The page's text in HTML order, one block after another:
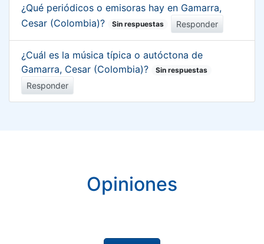
¿Qué periódicos o emisoras hay en Gamarra,
Cesar (Colombia)?
Sin respuestas Responder
¿Cuál es la música típica o autóctona de
Gamarra, Cesar (Colombia)?
Sin respuestas
Responder
Opiniones